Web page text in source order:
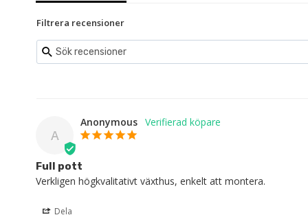
Filtrera recensioner
A
Anonymous
Full pott
Verkligen högkvalitativt växthus, enkelt att montera.
Dela